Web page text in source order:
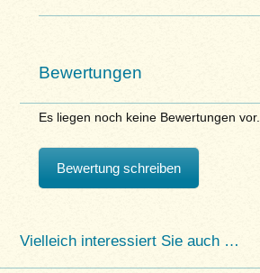
Bewertungen
Es liegen noch keine Bewertungen vor.
Bewertung schreiben
Vielleich interessiert Sie auch …